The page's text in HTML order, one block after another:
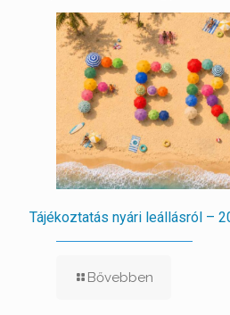
Tájékoztatás nyári leállásról –
Bővebben